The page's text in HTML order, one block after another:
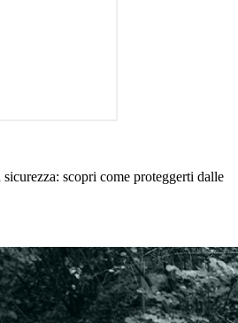
scopri come proteggerti dalle